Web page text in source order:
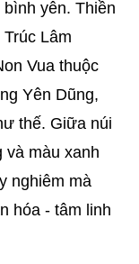
bình yên. Thiền
Trúc Lâm
Vua thuộc
Yên Dũng,
thế. Giữa núi
và màu xanh
nghiêm mà
hóa - tâm linh